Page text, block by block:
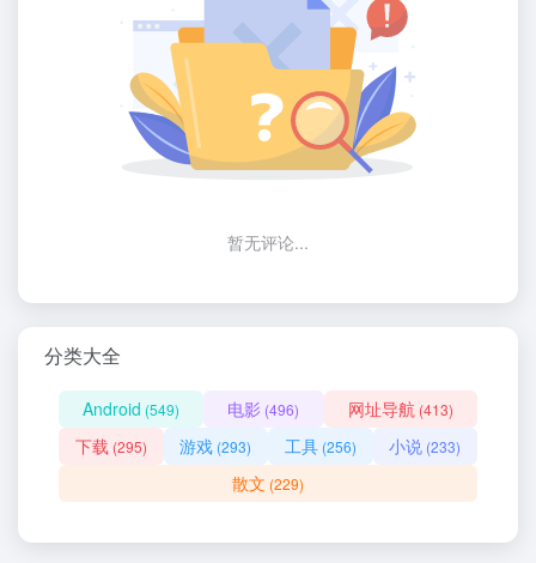
暂无评论...
分类大全
Android (549) 电影 (496) 网址导航 (413)
下载 (295) 游戏 (293) 工具(256) 小说 (233)
散文 (229)